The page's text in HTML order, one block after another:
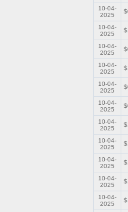
10-04-
2025
10-04-
2025
10-04-
2025
10-04-
2025
10-04-
2025
10-04-
2025
10-04-
2025
10-04-
2025
10-04-
2025
10-04-
2025
10-04-
2025